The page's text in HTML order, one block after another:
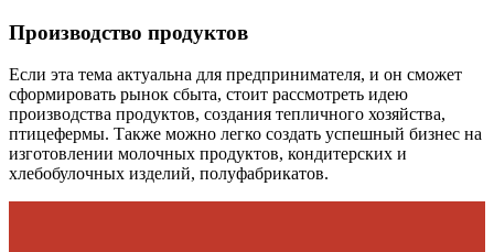
Производство продуктов
Если эта тема актуальна для предпринимателя, и он сможет
сформировать рынок сбыта, стоит рассмотреть идею
производства продуктов, создания тепличного хозяйства,
птицефермы. Также можно легко создать успешный бизнес на
изготовлении молочных продуктов, кондитерских и
хлебобулочных изделий, полуфабрикатов.